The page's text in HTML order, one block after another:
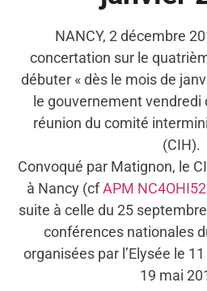
NANCY, 2 décembre
concertation sur le
débuter « dès le mois de
le gouvernement vendredi
réunion du comité
(CIH).
Convoqué par Matignon, le
à Nancy (cfAPM
suite à celle du 25
conférences nationales
organisées par l’Elysée le
19 mai